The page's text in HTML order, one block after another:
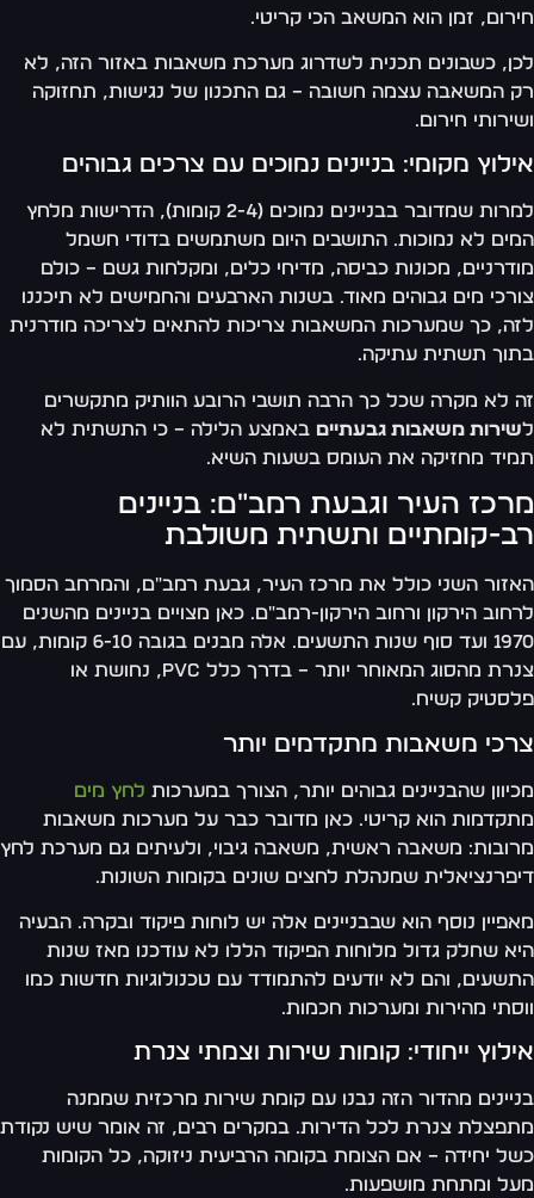
זמן הוא המשאב הכי קריטי.
כשבונים תכנית לשדרוג מערכת משאבות באזור הזה, לא
המשאבה עצמה חשובה – גם התכנון של נגישות, תחזוקה
חירום.
מקומי: בניינים נמוכים עם צרכים גבוהים
למרות שמדובר בבניינים נמוכים (2-4 קומות), הדרישות מלחץ
לא נמוכות. התושבים היום משתמשים בדודי חשמל
מכונות כביסה, מדיחי כלים, ומקלחות גשם – כולם
מים גבוהים מאוד. בשנות הארבעים והחמישים לא תיכננו
כך שמערכות המשאבות צריכות להתאים לצריכה מודרנית
תשתית עתיקה.
לא מקרה שכל כך הרבה תושבי הרובע הוותיק מתקשרים
שירות משאבות גבעתייםבאמצע הלילה – כי התשתית לא
מחזיקה את העומס בשעות השיא.
העיר וגבעת רמב"ם: בניינים
קומתיים ותשתית משולבת
השני כולל את מרכז העיר, גבעת רמב"ם, והמרחב הסמוך
הירקון ורחוב הירקון-רמב"ם. כאן מצויים בניינים מהשנים
1970 ועד סוף שנות התשעים. אלה מבנים בגובה 6-10 קומות, עם
צנרת מהסוג המאוחר יותר – בדרך כלל PVC, נחושת או
קשיח.
משאבות מתקדמים יותר
שהבניינים גבוהים יותר, הצורך במערכותלחץ מים
הוא קריטי. כאן מדובר כבר על מערכות משאבות
משאבה ראשית, משאבה גיבוי, ולעיתים גם מערכת לחץ
שמנהלת לחצים שונים בקומות השונות.
נוסף הוא שבבניינים אלה יש לוחות פיקוד ובקרה. הבעיה
שחלק גדול מלוחות הפיקוד הללו לא עודכנו מאז שנות
והם לא יודעים להתמודד עם טכנולוגיות חדשות כמו
מהירות ומערכות חכמות.
ייחודי: קומות שירות וצמתי צנרת
מהדור הזה נבנו עם קומת שירות מרכזית שממנה
צנרת לכל הדירות. במקרים רבים, זה אומר שיש נקודת
יחידה – אם הצומת בקומה הרביעית ניזוקה, כל הקומות
ומתחת מושפעות.